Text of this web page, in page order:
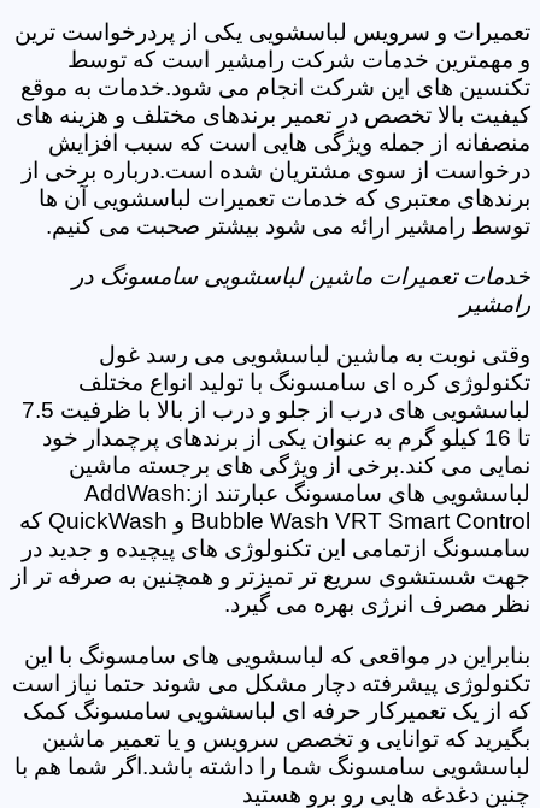
تعمیرات و سرویس لباسشویی یکی از پردرخواست ترین
و مهمترین خدمات شرکت رامشیر است که توسط
تکنسین های این شرکت انجام می شود.خدمات به موقع
کیفیت بالا تخصص در تعمیر برندهای مختلف و هزینه های
منصفانه از جمله ویژگی هایی است که سبب افزایش
درخواست از سوی مشتریان شده است.درباره برخی از
برندهای معتبری که خدمات تعمیرات لباسشویی آن ها
توسط رامشیر ارائه می شود بیشتر صحبت می کنیم.
خدمات تعمیرات ماشین لباسشویی سامسونگ در
رامشیر
وقتی نوبت به ماشین لباسشویی می رسد غول
تکنولوژی کره ای سامسونگ با تولید انواع مختلف
لباسشویی های درب از جلو و درب از بالا با ظرفیت 7.5
تا 16 کیلو گرم به عنوان یکی از برندهای پرچمدار خود
نمایی می کند.برخی از ویژگی های برجسته ماشین
لباسشویی های سامسونگ عبارتند از:AddWash
Bubble Wash VRT Smart Control و QuickWash که
سامسونگ ازتمامی این تکنولوژی های پیچیده و جدید در
جهت شستشوی سریع تر تمیزتر و همچنین به صرفه تر از
نظر مصرف انرژی بهره می گیرد.
بنابراین در مواقعی که لباسشویی های سامسونگ با این
تکنولوژی پیشرفته دچار مشکل می شوند حتما نیاز است
که از یک تعمیرکار حرفه ای لباسشویی سامسونگ کمک
بگیرید که توانایی و تخصص سرویس و یا تعمیر ماشین
لباسشویی سامسونگ شما را داشته باشد.اگر شما هم با
چنین دغدغه هایی رو برو هستید